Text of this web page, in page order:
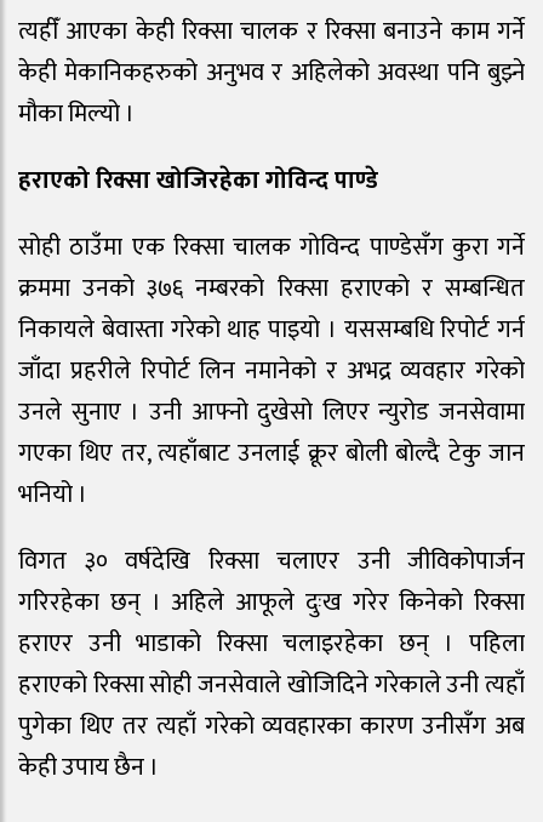
त्यहीँ आएका केही रिक्सा चालक र रिक्सा बनाउने काम गर्ने
केही मेकानिकहरुको अनुभव र अहिलेको अवस्था पनि बुझ्ने
मौका मिल्यो ।
हराएको रिक्सा खोजिरहेका गोविन्द पाण्डे
सोही ठाउँमा एक रिक्सा चालक गोविन्द पाण्डेसँग कुरा गर्ने
क्रममा उनको ३७६ नम्बरको रिक्सा हराएको र सम्बन्धित
निकायले बेवास्ता गरेको थाह पाइयो । यससम्बधि रिपोर्ट गर्न
जाँदा प्रहरीले रिपोर्ट लिन नमानेको र अभद्र व्यवहार गरेको
उनले सुनाए । उनी आफ्नो दुखेसो लिएर न्युरोड जनसेवामा
गएका थिए तर, त्यहाँबाट उनलाई क्रूर बोली बोल्दै टेकु जान
भनियो ।
विगत ३० वर्षदेखि रिक्सा चलाएर उनी जीविकोपार्जन
गरिरहेका छन् । अहिले आफूले दुःख गरेर किनेको रिक्सा
हराएर उनी भाडाको रिक्सा चलाइरहेका छन् । पहिला
हराएको रिक्सा सोही जनसेवाले खोजिदिने गरेकाले उनी त्यहाँ
पुगेका थिए तर त्यहाँ गरेको व्यवहारका कारण उनीसँग अब
केही उपाय छैन ।